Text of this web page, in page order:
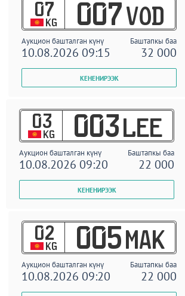
07
KG 007 VOD
Аукцион башталган күнү Баштапкы баа
10.08.2026 09:15 32 000
03
KG 003 LEE
Аукцион башталган күнү Баштапкы баа
10.08.2026 09:20 22 000
02
KG 005 MAK
Аукцион башталган күнү Баштапкы баа
10.08.2026 09:20 22 000